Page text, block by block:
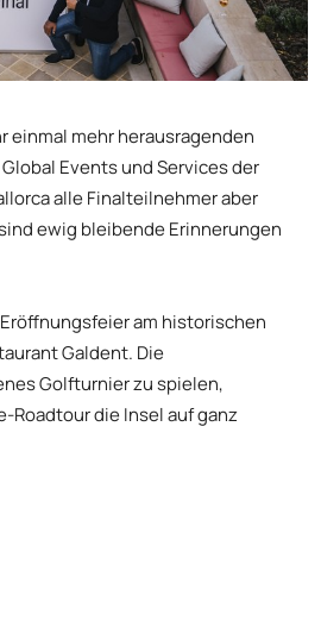
einmal mehr herausragenden
Events und Services der
alle Finalteilnehmer aber
ewig bleibende Erinnerungen
am historischen
Galdent. Die
Golfturnier zu spielen,
Roadtour die Insel auf ganz